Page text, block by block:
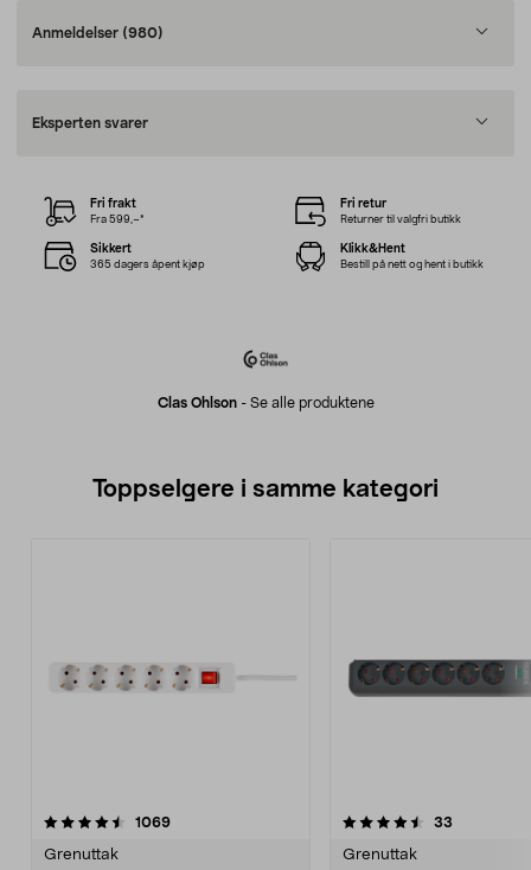
Anmeldelser (980)
Eksperten svarer
Clas Ohlson- Se alle produktene
Fri frakt
Fra 599,–*
Fri retur
Returner til valgfri butikk
Sikkert
365 dagers åpent kjøp
Klikk&Hent
Bestill på nett og hent i butikk
Toppselgere i samme kategori
1069anmeldelser
Grenuttak
4.5 av 5 stjerner 33
Grenuttak
4.5 av 5 stjerner